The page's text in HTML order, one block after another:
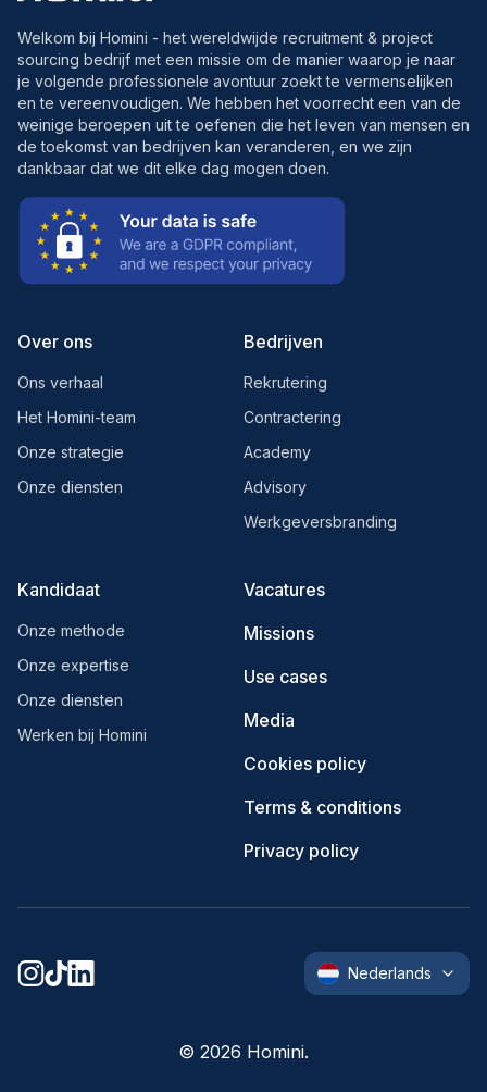
Welkom bij Homini - het wereldwijde recruitment & project
sourcing bedrijf met een missie om de manier waarop je naar
je volgende professionele avontuur zoekt te vermenselijken
en te vereenvoudigen. We hebben het voorrecht een van de
weinige beroepen uit te oefenen die het leven van mensen en
de toekomst van bedrijven kan veranderen, en we zijn
dankbaar dat we dit elke dag mogen doen.
Over ons
Ons verhaal
Het Homini-team
Onze strategie
Onze diensten
Bedrijven
Rekrutering
Contractering
Academy
Advisory
Werkgeversbranding
Kandidaat
Onze methode
Onze expertise
Onze diensten
Werken bij Homini
Vacatures
Missions
Use cases
Media
Cookies policy
Terms & conditions
Privacy policy
© 2026 Homini.
Nederlands